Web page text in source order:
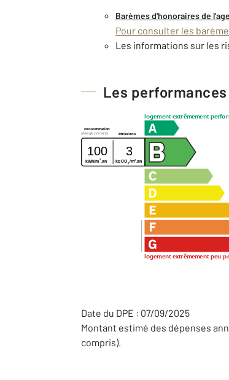
Barèmes d'honoraires de
Pour consulter les
Les informations sur les
Les
logement extrêmement
logement extrêmement peu
consommation
émissions
(énergie primaire)
100 3
kWh/m 2 .an kg CO2/m2 .an
Date du DPE : 07/09/2025
Montant estimé des dépenses
compris).